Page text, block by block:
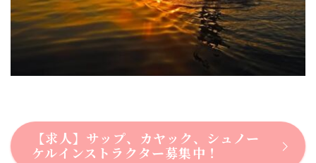
【求人】サップ、カヤック、シュノー
ケルインストラクター募集中！